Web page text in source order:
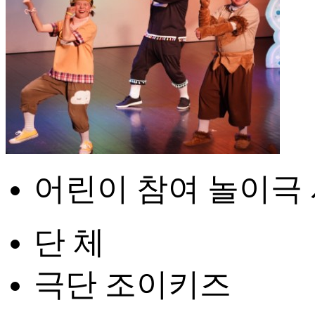
어린이 참여 놀이
단 체
극단 조이키즈